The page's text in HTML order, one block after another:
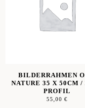
BILDERRAHMEN
NATURE 35 X 50CM /
PROFIL
55,00 €